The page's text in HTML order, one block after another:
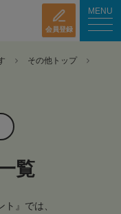
会員登録
MENU
その他トップ
覧
ト』では、